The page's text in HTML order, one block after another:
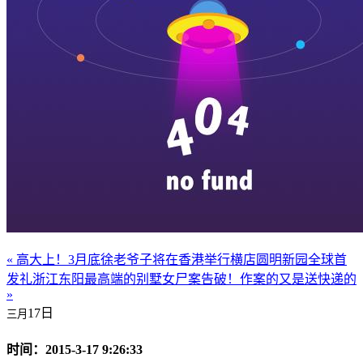
« 高大上！3月底徐老爷子将在香港举行横店圆明新园全球首
发礼浙江东阳最高端的别墅女尸案告破！作案的又是送快递的
»
三月 17日
时间：2015-3-17 9:26:33